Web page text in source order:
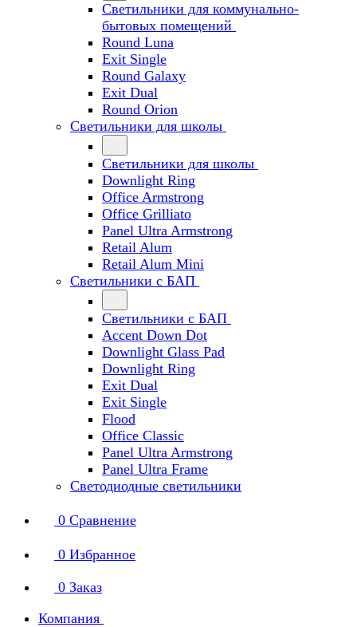
Светильники для коммунально-
бытовых помещений
Round Luna
Exit Single
Round Galaxy
Exit Dual
Round Orion
Светильники для школы
Светильники для школы
Downlight Ring
Office Armstrong
Office Grilliato
Panel Ultra Armstrong
Retail Alum
Retail Alum Mini
Светильники с БАП
Светильники с БАП
Accent Down Dot
Downlight Glass Pad
Downlight Ring
Exit Dual
Exit Single
Flood
Office Classic
Panel Ultra Armstrong
Panel Ultra Frame
Светодиодные светильники
0 Сравнение
0 Избранное
0 Заказ
Компания